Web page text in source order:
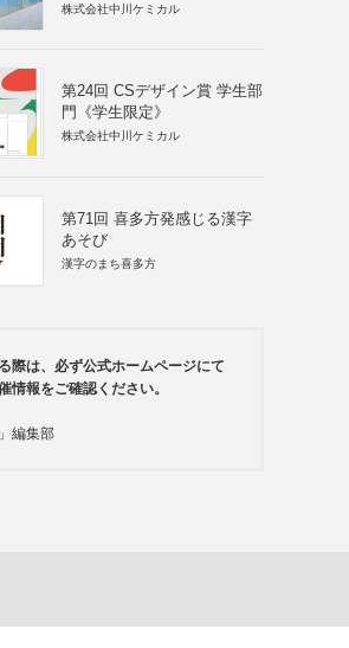
株式会社中川ケミカル
第24回 CSデザイン賞 学生部
門《学生限定》
株式会社中川ケミカル
第71回 喜多方発感じる漢字
あそび
漢字のまち喜多方
際は、必ず公式ホームページにて
情報をご確認ください。
編集部